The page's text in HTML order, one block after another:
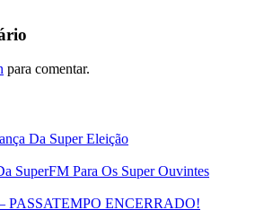
para comentar.
Da Super Eleição
SuperFM Para Os Super Ouvintes
PASSATEMPO ENCERRADO!